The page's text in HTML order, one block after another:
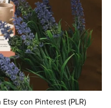
con Pinterest (PLR)